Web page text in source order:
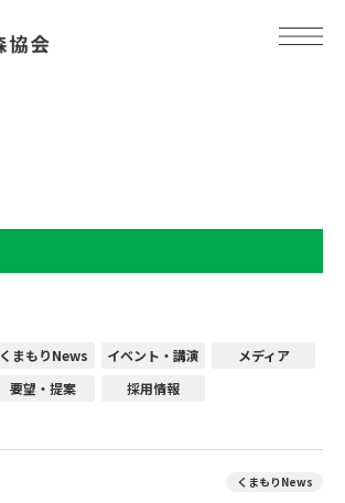
くまもりNews イベント・講演
メディア
要望・提案
採用情報
くまもりNews